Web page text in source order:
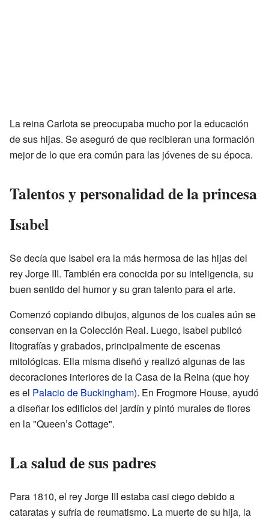
La reina Carlota se preocupaba mucho por la educación
de sus hijas. Se aseguró de que recibieran una formación
mejor de lo que era común para las jóvenes de su época.
Talentos y personalidad de la princesa
Isabel
Se decía que Isabel era la más hermosa de las hijas del
rey Jorge III. También era conocida por su inteligencia, su
buen sentido del humor y su gran talento para el arte.
Comenzó copiando dibujos, algunos de los cuales aún se
conservan en la Colección Real. Luego, Isabel publicó
litografías y grabados, principalmente de escenas
mitológicas. Ella misma diseñó y realizó algunas de las
decoraciones interiores de la Casa de la Reina (que hoy
es el Palacio de Buckingham). En Frogmore House, ayudó
a diseñar los edificios del jardín y pintó murales de flores
en la "Queen’s Cottage".
La salud de sus padres
Para 1810, el rey Jorge III estaba casi ciego debido a
cataratas y sufría de reumatismo. La muerte de su hija, la